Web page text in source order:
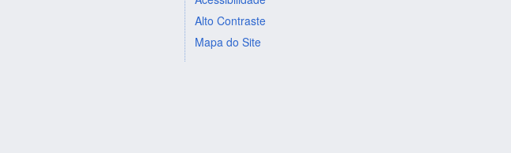
Alto Contraste
Mapa do Site